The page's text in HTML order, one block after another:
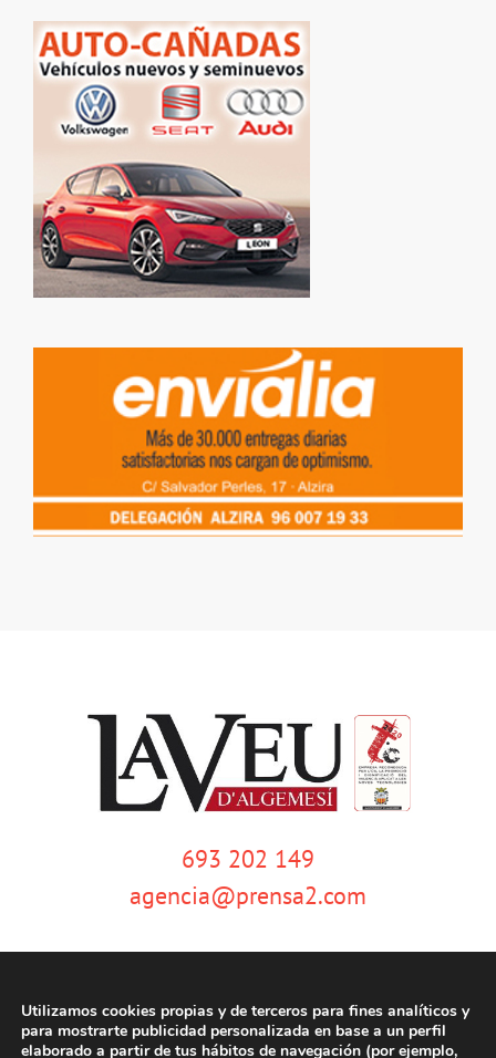
693 202 149
agencia@prensa2.com
Utilizamos cookies propias y de terceros para fines analíticos y
para mostrarte publicidad personalizada en base a un perfil
elaborado a partir de tus hábitos de navegación (por ejemplo,